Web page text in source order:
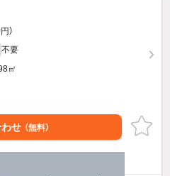
）
不要
㎡
せ （無料）